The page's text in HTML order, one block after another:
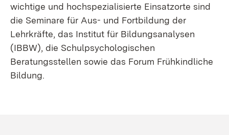
wichtige und hochspezialisierte Einsatzorte sind
die Seminare für Aus- und Fortbildung der
Lehrkräfte, das Institut für Bildungsanalysen
(IBBW), die Schulpsychologischen
Beratungsstellen sowie das Forum Frühkindliche
Bildung.